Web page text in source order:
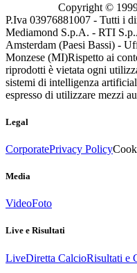
Copyright ©
P.Iva 03976881007 - Tutti i
Mediamond S.p.A. - RTI
Amsterdam (Paesi Bassi) -
Monzese (MI)Rispetto ai
riprodotti è vietata ogni
sistemi di intelligenza
espresso di utilizzare mezzi
Legal
CorporatePrivacy Policy
Media
VideoFoto
Live e Risultati
LiveDiretta CalcioRisultati e